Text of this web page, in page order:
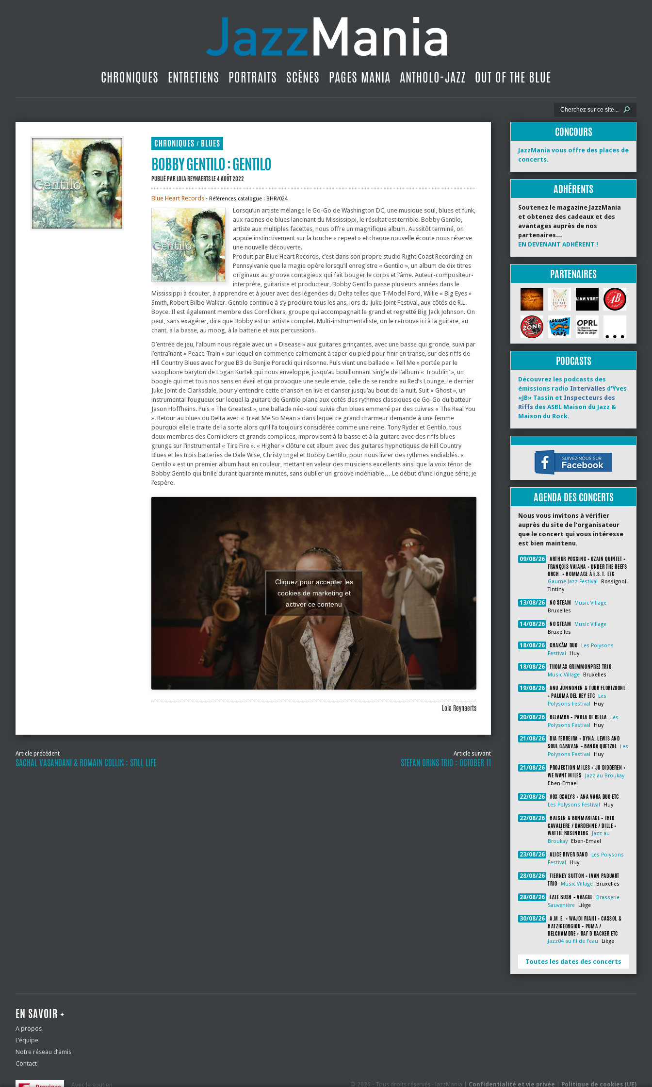
CHRONIQUES ENTRETIENS PORTRAITS SCÈNES PAGES MANIA ANTHOLO-JAZZ OUT OF THE BLUE
CHRONIQUES / BLUES
BOBBY GENTILO : GENTILO
PUBLIÉ PARLOLA REYNAERTSLE 4 AOÛT 2022
Blue Heart Records ‐ Références catalogue : BHR/024
Lorsqu’un artiste mélange le Go-Go de Washington DC, une musique soul, blues et funk,
aux racines de blues lancinant du Mississippi, le résultat est terrible. Bobby Gentilo,
artiste aux multiples facettes, nous offre un magnifique album. Aussitôt terminé, on
appuie instinctivement sur la touche « repeat » et chaque nouvelle écoute nous réserve
une nouvelle découverte.
Produit par Blue Heart Records, c’est dans son propre studio Right Coast Recording en
Pennsylvanie que la magie opère lorsqu’il enregistre « Gentilo », un album de dix titres
originaux au groove contagieux qui fait bouger le corps et l’âme. Auteur-compositeur-
interprète, guitariste et producteur, Bobby Gentilo passe plusieurs années dans le
Mississippi à écouter, à apprendre et à jouer avec des légendes du Delta telles que T-Model Ford, Willie « Big Eyes »
Smith, Robert Bilbo Walker. Gentilo continue à s’y produire tous les ans, lors du Juke Joint Festival, aux côtés de R.L.
Boyce. Il est également membre des Cornlickers, groupe qui accompagnait le grand et regretté Big Jack Johnson. On
peut, sans exagérer, dire que Bobby est un artiste complet. Multi-instrumentaliste, on le retrouve ici à la guitare, au
chant, à la basse, au moog, à la batterie et aux percussions.
D’entrée de jeu, l’album nous régale avec un « Disease » aux guitares grinçantes, avec une basse qui gronde, suivi par
l’entraînant « Peace Train » sur lequel on commence calmement à taper du pied pour finir en transe, sur des riffs de
Hill Country Blues avec l’orgue B3 de Benjie Porecki qui résonne. Puis vient une ballade « Tell Me » portée par le
saxophone baryton de Logan Kurtek qui nous enveloppe, jusqu’au bouillonnant single de l’album « Troublin’ », un
boogie qui met tous nos sens en éveil et qui provoque une seule envie, celle de se rendre au Red’s Lounge, le dernier
Juke Joint de Clarksdale, pour y entendre cette chanson en live et danser jusqu’au bout de la nuit. Suit « Ghost », un
instrumental fougueux sur lequel la guitare de Gentilo plane aux cotés des rythmes classiques de Go-Go du batteur
Jason Hoffheins. Puis « The Greatest », une ballade néo-soul suivie d’un blues emmené par des cuivres « The Real You
». Retour au blues du Delta avec « Treat Me So Mean » dans lequel ce grand charmeur demande à une femme
pourquoi elle le traite de la sorte alors qu’il l’a toujours considérée comme une reine. Tony Ryder et Gentilo, tous
deux membres des Cornlickers et grands complices, improvisent à la basse et à la guitare avec des riffs blues
grunge sur l’instrumental « Tire Fire ». « Higher » clôture cet album avec des guitares hypnotiques de Hill Country
Blues et les trois batteries de Dale Wise, Christy Engel et Bobby Gentilo, pour nous livrer des rythmes endiablés. «
Gentilo » est un premier album haut en couleur, mettant en valeur des musiciens excellents ainsi que la voix ténor de
Bobby Gentilo qui brille durant quarante minutes, sans oublier un groove indéniable… Le début d’une longue série, je
l’espère.
Cliquez pour accepter les
cookies de marketing et
activer ce contenu
Lola Reynaerts
Article précédent
SACHAL VASANDANI & ROMAIN COLLIN : STILL LIFE
Article suivant
STEFAN ORINS TRIO : OCTOBER 11
CONCOURS
JazzMania vous offre des places de
concerts.
ADHÉRENTS
Soutenez le magazine JazzMania
et obtenez des cadeaux et des
avantages auprès de nos
partenaires…
EN DEVENANT ADHÉRENT !
PARTENAIRES
PODCASTS
Découvrez les podcasts des
émissions radio Intervalles d’Yves
«JB» Tassin et Inspecteurs des
Riffs des ASBL Maison du Jazz &
Maison du Rock.
AGENDA DES CONCERTS
Nous vous invitons à vérifier
auprès du site de l’organisateur
que le concert qui vous intéresse
est bien maintenu.
09/08/26
ARTHUR POSSING + OZAIN QUINTET +
FRANÇOIS VAIANA + UNDER THE REEFS
ORCH. + HOMMAGE À E.S.T. ETC
Gaume Jazz Festival
Rossignol-
Tintiny
13/08/26 NO STEAM
Music Village
Bruxelles
14/08/26 NO STEAM
Music Village
Bruxelles
18/08/26 CHAKÂM DUO
Les Polysons
Festival
Huy
18/08/26 THOMAS GRIMMONPREZ TRIO
Music Village Bruxelles
19/08/26
ANU JUNNONEN & TUUR FLORIZOONE
+ PALOMA DEL REY ETC
Les
Polysons Festival
Huy
20/08/26 BELAMBA + PAOLA DI BELLA
Les
Polysons Festival
Huy
21/08/26
BIA FERREIRA + DYNA, LEWIS AND
SOUL CARAVAN + BANDA QUETZAL
Les
Polysons Festival
Huy
21/08/26
PROJECTION MILES + JO DIDDEREN +
WE WANT MILES
Jazz au Broukay
Eben-Emael
22/08/26 VOX OXALYS + ANA VAGA DUO ETC
Les Polysons Festival Huy
22/08/26
HAESEN & BONMARIAGE + TRIO
CAVALIERE / DARDENNE / DILLE +
WATTIÉ ROSENBERG
Jazz au
Broukay
Eben-Emael
23/08/26 ALICE RIVER BAND
Les Polysons
Festival
Huy
28/08/26
TIERNEY SUTTON + IVAN PADUART
TRIO
Music Village Bruxelles
28/08/26 LATE BUSH + VAAGUE
Brasserie
Sauvenière
Liège
30/08/26
A.M.E. + WAJDI RIAHI + CASSOL &
HATZIGEORGIOU + PUMA /
DELCHAMBRE + RAF D BACKER ETC
Jazz04 au fil de l'eau Liège
Toutes les dates des concerts
EN SAVOIR +
A propos
L’équipe
Notre réseau d’amis
Contact
Avec le soutien © 2026 - Tous droits réservés - JazzMania | Confidentialité et vie privée Politique de cookies (UE)